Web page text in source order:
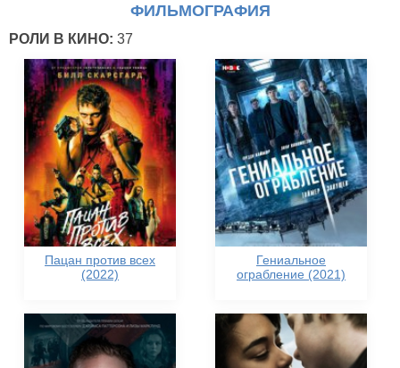
ФИЛЬМОГРАФИЯ
РОЛИ В КИНО: 37
Пацан против всех
(2022)
Гениальное
ограбление (2021)